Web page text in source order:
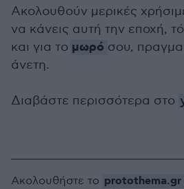
Ακολουθούν μερικές
να κάνεις αυτή την εποχή,
και για το μωρό σου,
άνετη.
Διαβάστε περισσότερα στο
Ακολουθήστε το protothema.gr